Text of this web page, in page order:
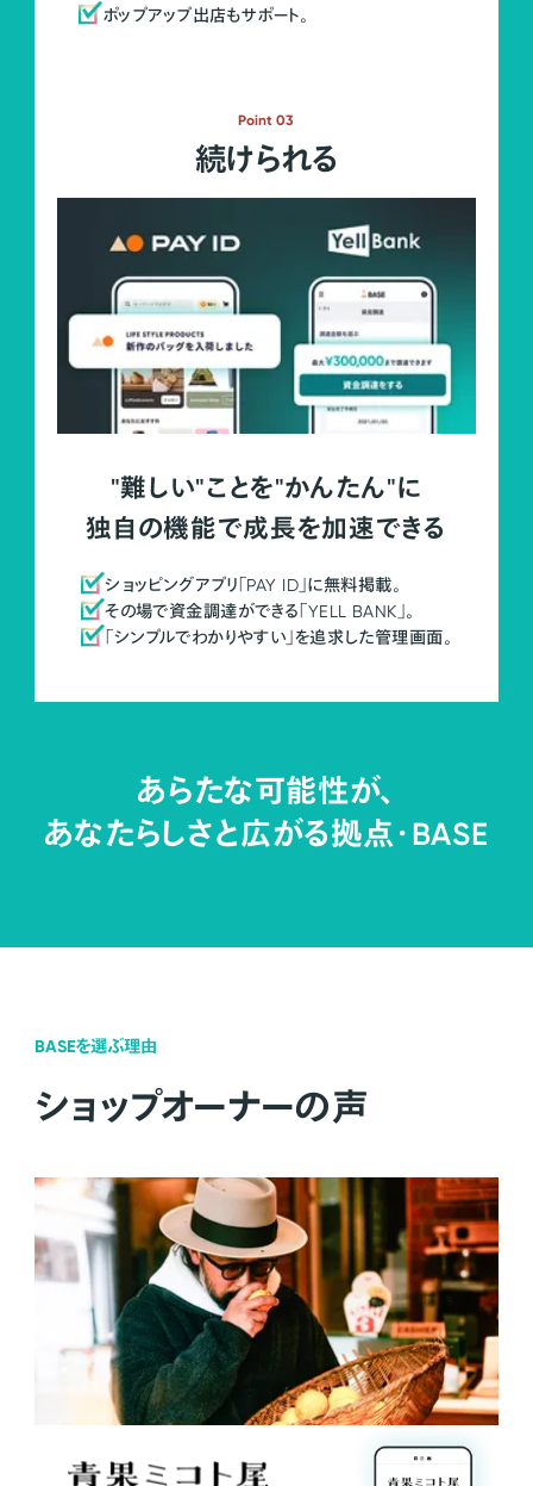
ポップアップ出店もサポート。
Point 03
続けられる
"難しい"ことを"かんたん"に
独自の機能で成長を加速できる
ショッピングアプリ「PAY ID」に無料掲載。
その場で資金調達ができる「YELL BANK」。
「シンプルでわかりやすい」を追求した管理画面。
あらたな可能性が、
あなたらしさと広がる拠点・BASE
BASEを選ぶ理由
ショップオーナーの声